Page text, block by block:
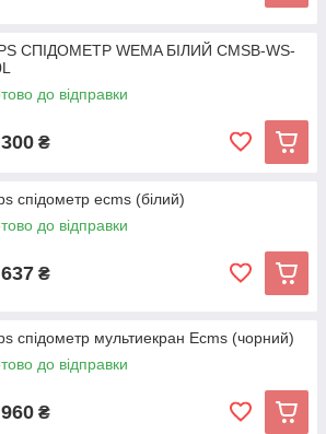
СПІДОМЕТР WEMA БІЛИЙ CMSB-WS-
до відправки
₴
спідометр ecms (білий)
до відправки
₴
спідометр мультиекран Ecms (чорний)
до відправки
₴